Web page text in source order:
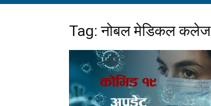
Tag: नोबल मेडिकल कलेज